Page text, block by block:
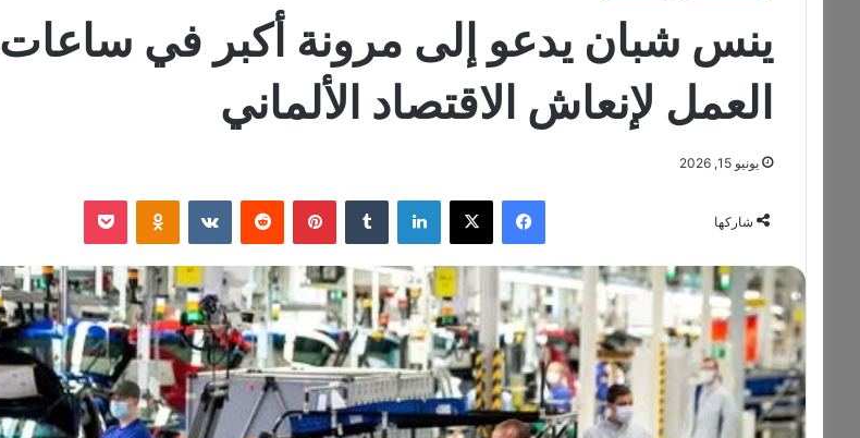
ينس شبان يدعو إلى مرونة أكبر في ساعات
العمل لإنعاش الاقتصاد الألماني
يونيو 15, 2026
شاركها
فيسبوك ‫X لينكدإن ‏Tumblr بينتيريست ‏Reddit
‏VKontakte
Odnoklassniki
‫Pocket